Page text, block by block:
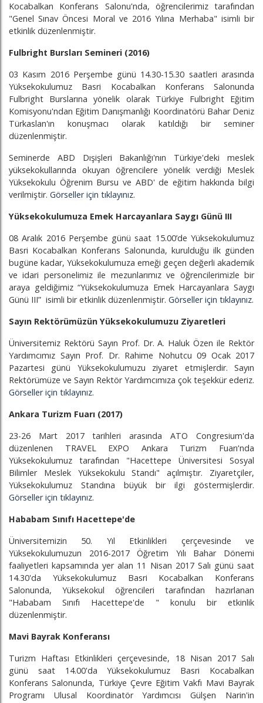
Kocabalkan Konferans Salonu'nda, öğrencilerimiz tarafından
"Genel Sınav Öncesi Moral ve 2016 Yılına Merhaba" isimli bir
etkinlik düzenlenmiştir.
Fulbright Bursları Semineri (2016)
03 Kasım 2016 Perşembe günü 14.30-15.30 saatleri arasında
Yüksekokulumuz Basri Kocabalkan Konferans Salonunda
Fulbright Burslarına yönelik olarak Türkiye Fulbright Eğitim
Komisyonu'ndan Eğitim Danışmanlığı Koordinatörü Bahar Deniz
Türkaslan'ın konuşmacı olarak katıldığı bir seminer
düzenlenmiştir.
Seminerde ABD Dışişleri Bakanlığı'nın Türkiye'deki meslek
yüksekokullarında okuyan öğrencilere yönelik verdiği Meslek
Yüksekokulu Öğrenim Bursu ve ABD' de eğitim hakkında bilgi
verilmiştir. Görseller için tıklayınız.
Yüksekokulumuza Emek Harcayanlara Saygı Günü III
08 Aralık 2016 Perşembe günü saat 15.00’de Yüksekokulumuz
Basri Kocabalkan Konferans Salonunda, kurulduğu ilk günden
bugüne kadar, Yüksekokulumuza emeği geçen değerli akademik
ve idari personelimiz ile mezunlarımız ve öğrencilerimizle bir
araya geldiğimiz “Yüksekokulumuza Emek Harcayanlara Saygı
Günü III” isimli bir etkinlik düzenlenmiştir. Görseller için tıklayınız.
Sayın Rektörümüzün Yüksekokulumuzu Ziyaretleri
Üniversitemiz Rektörü Sayın Prof. Dr. A. Haluk Özen ile Rektör
Yardımcımız Sayın Prof. Dr. Rahime Nohutcu 09 Ocak 2017
Pazartesi günü Yüksekokulumuzu ziyaret etmişlerdir. Sayın
Rektörümüze ve Sayın Rektör Yardımcımıza çok teşekkür ederiz.
Görseller için tıklayınız.
Ankara Turizm Fuarı (2017)
23-26 Mart 2017 tarihleri arasında ATO Congresium'da
düzenlenen TRAVEL EXPO Ankara Turizm Fuarı'nda
Yüksekokulumuz tarafından "Hacettepe Üniversitesi Sosyal
Bilimler Meslek Yüksekokulu Standı" açılmıştır. Ziyaretçiler,
Yüksekokulumuz Standına büyük bir ilgi göstermişlerdir.
Görseller için tıklayınız.
Hababam Sınıfı Hacettepe'de
Üniversitemizin 50. Yıl Etkinlikleri çerçevesinde ve
Yüksekokulumuzun 2016-2017 Öğretim Yılı Bahar Dönemi
faaliyetleri kapsamında yer alan 11 Nisan 2017 Salı günü saat
14.30'da Yüksekokulumuz Basri Kocabalkan Konferans
Salonunda, Yüksekokul öğrencileri tarafından hazırlanan
"Hababam Sınıfı Hacettepe'de " konulu bir etkinlik
düzenlenmiştir.
Mavi Bayrak Konferansı
Turizm Haftası Etkinlikleri çerçevesinde, 18 Nisan 2017 Salı
günü saat 14.00'da Yüksekokulumuz Basri Kocabalkan
Konferans Salonunda, Türkiye Çevre Eğitim Vakfı Mavi Bayrak
Programı Ulusal Koordinatör Yardımcısı Gülşen Narin'in